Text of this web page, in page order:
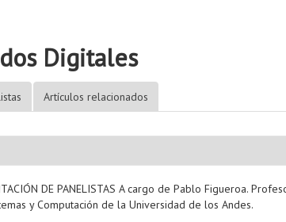
Digitales
Artículos relacionados
DE PANELISTAS A cargo de Pablo Figueroa.
y Computación de la Universidad de los Andes.